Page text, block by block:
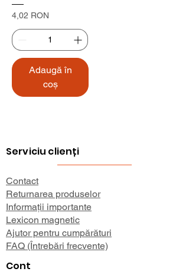
Preț
4,02 RON
Adaugă în
coș
Serviciu clienți
Contact
Returnarea produselor
Informații importante
Lexicon magnetic
Ajutor pentru cumpărături
FAQ (Întrebări frecvente)
Cont